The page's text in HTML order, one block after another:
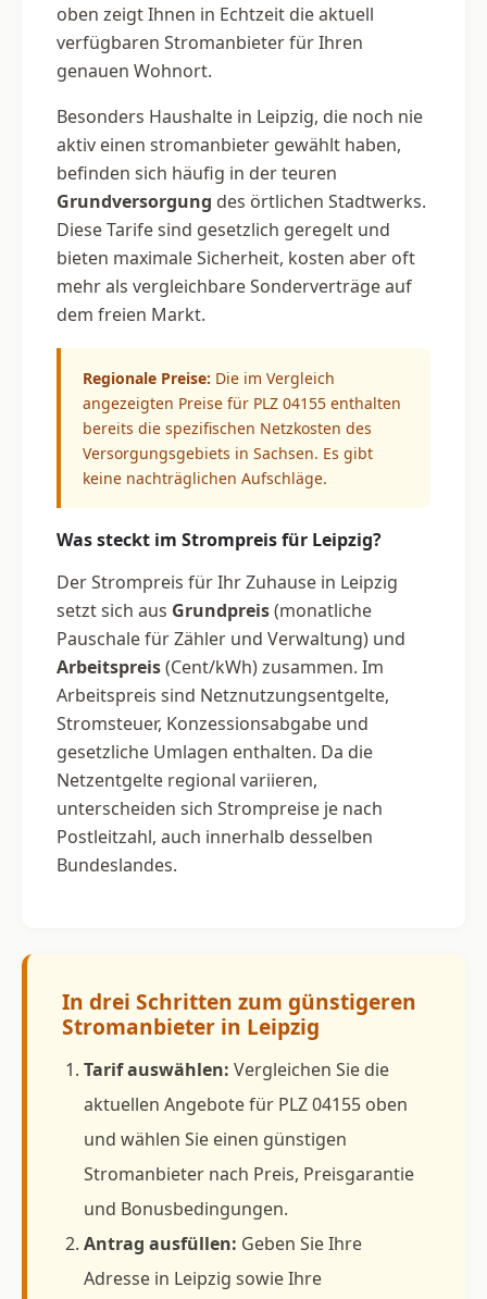
oben zeigt Ihnen in Echtzeit die aktuell
verfügbaren Stromanbieter für Ihren
genauen Wohnort.
Besonders Haushalte in Leipzig, die noch nie
aktiv einen stromanbieter gewählt haben,
befinden sich häufig in der teuren
Grundversorgung des örtlichen Stadtwerks.
Diese Tarife sind gesetzlich geregelt und
bieten maximale Sicherheit, kosten aber oft
mehr als vergleichbare Sonderverträge auf
dem freien Markt.
Regionale Preise: Die im Vergleich
angezeigten Preise für PLZ 04155 enthalten
bereits die spezifischen Netzkosten des
Versorgungsgebiets in Sachsen. Es gibt
keine nachträglichen Aufschläge.
Was steckt im Strompreis für Leipzig?
Der Strompreis für Ihr Zuhause in Leipzig
setzt sich aus Grundpreis(monatliche
Pauschale für Zähler und Verwaltung) und
Arbeitspreis(Cent/kWh) zusammen. Im
Arbeitspreis sind Netznutzungsentgelte,
Stromsteuer, Konzessionsabgabe und
gesetzliche Umlagen enthalten. Da die
Netzentgelte regional variieren,
unterscheiden sich Strompreise je nach
Postleitzahl, auch innerhalb desselben
Bundeslandes.
In drei Schritten zum günstigeren
Stromanbieter in Leipzig
Tarif auswählen: Vergleichen Sie die
aktuellen Angebote für PLZ 04155 oben
und wählen Sie einen günstigen
Stromanbieter nach Preis, Preisgarantie
und Bonusbedingungen.
Antrag ausfüllen: Geben Sie Ihre
Adresse in Leipzig sowie Ihre